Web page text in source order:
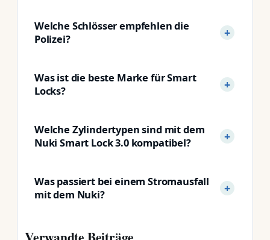
Welche Schlösser empfehlen die
Polizei?
Was ist die beste Marke für Smart
Locks?
Welche Zylindertypen sind mit dem
Nuki Smart Lock 3.0 kompatibel?
Was passiert bei einem Stromausfall
mit dem Nuki?